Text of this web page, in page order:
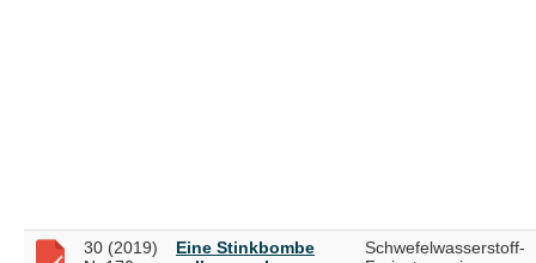
30 (2019)
Eine Stinkbombe
Schwefelwasserstoff-